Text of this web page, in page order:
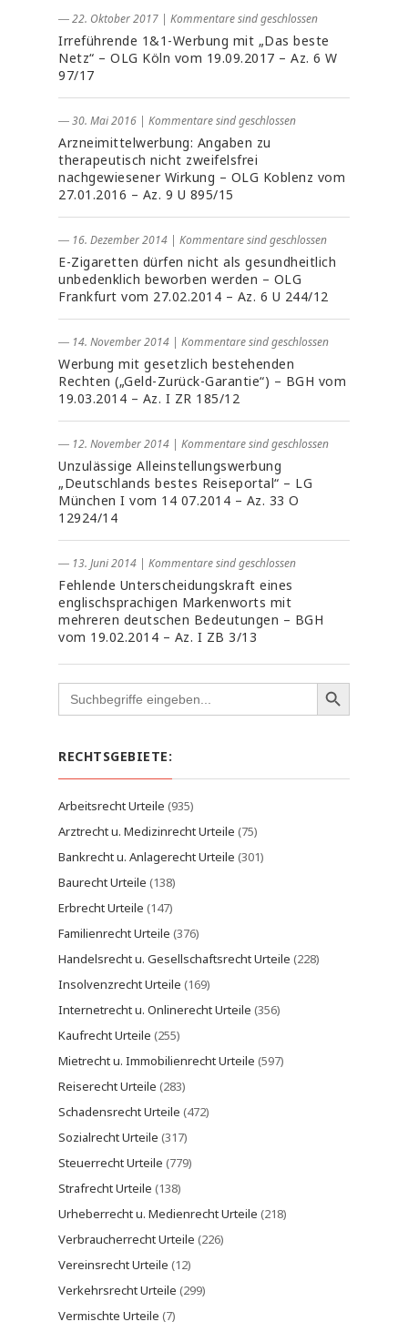
― 22. Oktober 2017 | Kommentare sind geschlossen
Irreführende 1&1-Werbung mit „Das beste
Netz“ – OLG Köln vom 19.09.2017 – Az. 6 W
97/17
― 30. Mai 2016 | Kommentare sind geschlossen
Arzneimittelwerbung: Angaben zu
therapeutisch nicht zweifelsfrei
nachgewiesener Wirkung – OLG Koblenz vom
27.01.2016 – Az. 9 U 895/15
― 16. Dezember 2014 | Kommentare sind geschlossen
E-Zigaretten dürfen nicht als gesundheitlich
unbedenklich beworben werden – OLG
Frankfurt vom 27.02.2014 – Az. 6 U 244/12
― 14. November 2014 | Kommentare sind geschlossen
Werbung mit gesetzlich bestehenden
Rechten („Geld-Zurück-Garantie“) – BGH vom
19.03.2014 – Az. I ZR 185/12
― 12. November 2014 | Kommentare sind geschlossen
Unzulässige Alleinstellungswerbung
„Deutschlands bestes Reiseportal“ – LG
München I vom 14 07.2014 – Az. 33 O
12924/14
― 13. Juni 2014 | Kommentare sind geschlossen
Fehlende Unterscheidungskraft eines
englischsprachigen Markenworts mit
mehreren deutschen Bedeutungen – BGH
vom 19.02.2014 – Az. I ZB 3/13
Search
for:
RECHTSGEBIETE:
Arbeitsrecht Urteile (935)
Arztrecht u. Medizinrecht Urteile (75)
Bankrecht u. Anlagerecht Urteile (301)
Baurecht Urteile (138)
Erbrecht Urteile (147)
Familienrecht Urteile (376)
Handelsrecht u. Gesellschaftsrecht Urteile (228)
Insolvenzrecht Urteile (169)
Internetrecht u. Onlinerecht Urteile (356)
Kaufrecht Urteile (255)
Mietrecht u. Immobilienrecht Urteile (597)
Reiserecht Urteile (283)
Schadensrecht Urteile (472)
Sozialrecht Urteile (317)
Steuerrecht Urteile (779)
Strafrecht Urteile (138)
Urheberrecht u. Medienrecht Urteile (218)
Verbraucherrecht Urteile (226)
Vereinsrecht Urteile (12)
Verkehrsrecht Urteile (299)
Vermischte Urteile (7)